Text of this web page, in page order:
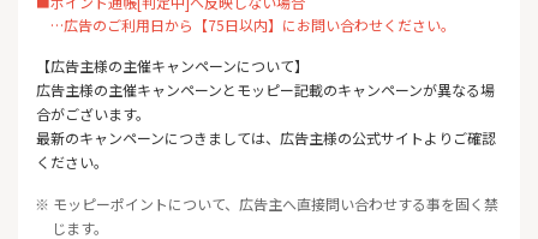
…広告のご利用日から【75日以内】にお問い合わせください。
【広告主様の主催キャンペーンについて】
広告主様の主催キャンペーンとモッピー記載のキャンペーンが異なる場
合がございます。
最新のキャンペーンにつきましては、広告主様の公式サイトよりご確認
ください。
※ モッピーポイントについて、広告主へ直接問い合わせする事を固く禁
じます。